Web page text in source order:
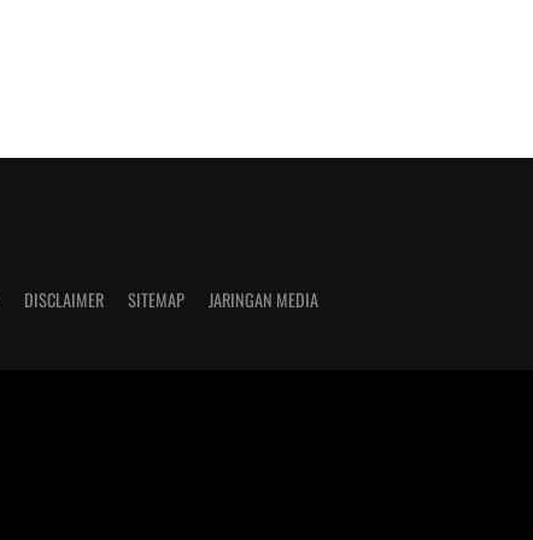
DISCLAIMER SITEMAP JARINGAN MEDIA